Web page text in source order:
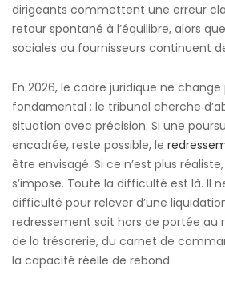
dirigeants commettent une erreur
retour spontané à l’équilibre, alors
sociales ou fournisseurs continuent
En 2026, le cadre juridique ne
fondamental : le tribunal cherche
situation avec précision. Si une
encadrée, reste possible, le
être envisagé. Si ce n’est plus
s’impose. Toute la difficulté est là. Il
difficulté pour relever d’une
redressement soit hors de portée au
de la trésorerie, du carnet de
la capacité réelle de rebond.